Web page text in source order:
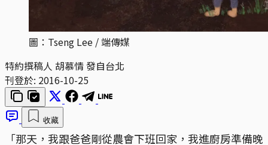
圖：Tseng Lee / 端傳媒
特約撰稿人 胡慕情 發自台北
刊登於: 2016-10-25
收藏
「那天，我跟爸爸剛從農會下班回家，我進廚房準備晚